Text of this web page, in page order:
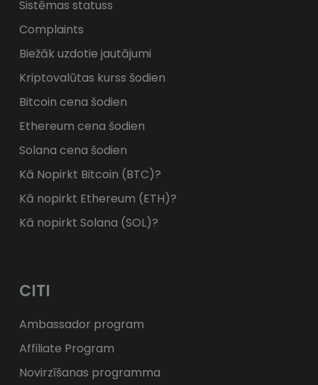
Sistēmas statuss
Complaints
Biežāk uzdotie jautājumi
Kriptovalūtas kurss šodien
Bitcoin cena šodien
Ethereum cena šodien
Solana cena šodien
Kā Nopirkt Bitcoin (BTC)?
Kā nopirkt Ethereum (ETH)?
Kā nopirkt Solana (SOL)?
CITI
Ambassador program
Affiliate Program
Novirzīšanas programma